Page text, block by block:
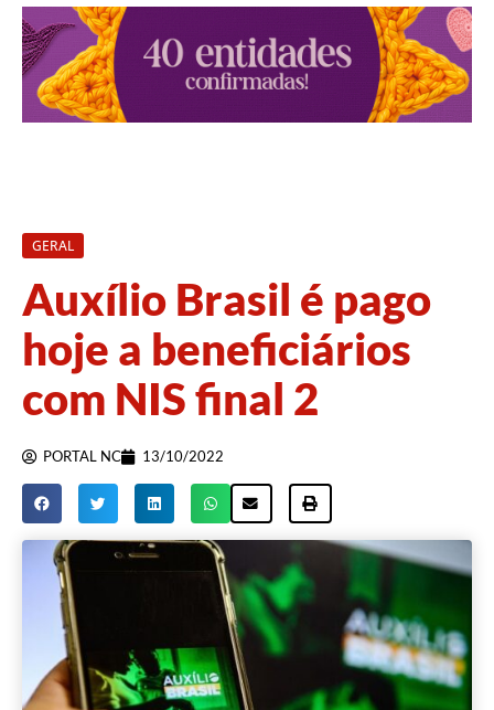
GERAL
Auxílio Brasil é pago
hoje a beneficiários
com NIS final 2
PORTAL NC 13/10/2022